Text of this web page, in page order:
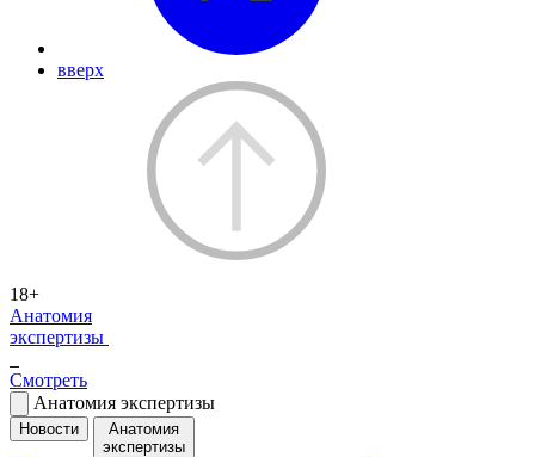
вверх
18+
Анатомия
экспертизы
Смотреть
Анатомия экспертизы
Новости
Анатомия
экспертизы